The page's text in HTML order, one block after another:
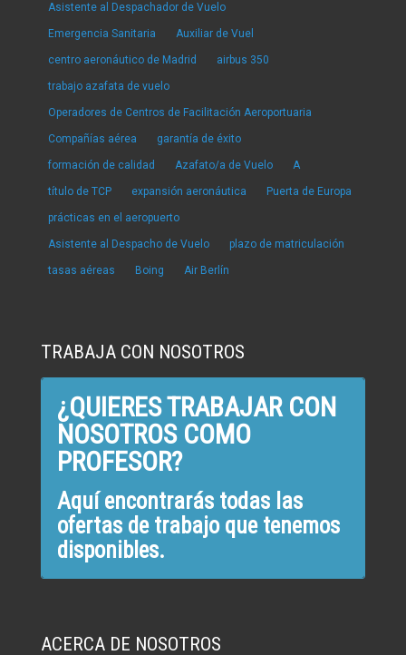
Asistente al Despachador de Vuelo
Emergencia Sanitaria Auxiliar de Vuel
centro aeronáutico de Madrid airbus 350
trabajo azafata de vuelo
Operadores de Centros de Facilitación Aeroportuaria
Compañías aérea garantía de éxito
formación de calidad Azafato/a de Vuelo A
título de TCP expansión aeronáutica Puerta de Europa
prácticas en el aeropuerto
Asistente al Despacho de Vuelo plazo de matriculación
tasas aéreas Boing Air Berlín
TRABAJA CON NOSOTROS
¿QUIERES TRABAJAR CON
NOSOTROS COMO
PROFESOR?
Aquí encontrarás todas las
ofertas de trabajo que tenemos
disponibles.
ACERCA DE NOSOTROS